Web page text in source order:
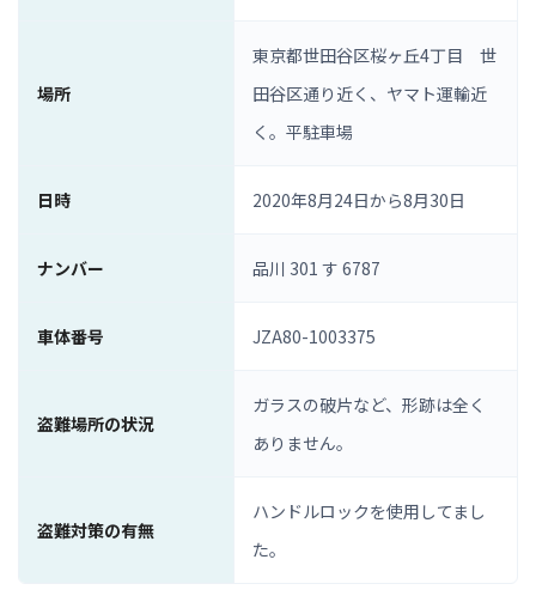
場所
東京都世田谷区桜ヶ丘4丁目 世
田谷区通り近く、ヤマト運輸近
く。平駐車場
日時 2020年8月24日から8月30日
ナンバー 品川 301 す 6787
車体番号 JZA80-1003375
盗難場所の状況
ガラスの破片など、形跡は全く
ありません。
盗難対策の有無
ハンドルロックを使用してまし
た。